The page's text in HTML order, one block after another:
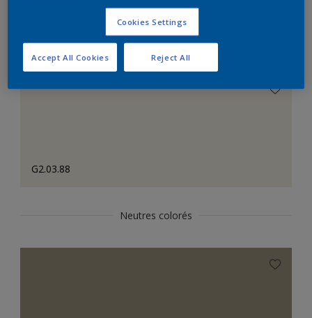
Le Blanc Parfait
G2.03.88
Neutres colorés
Cookies Settings
Reject All
Accept All Cookies